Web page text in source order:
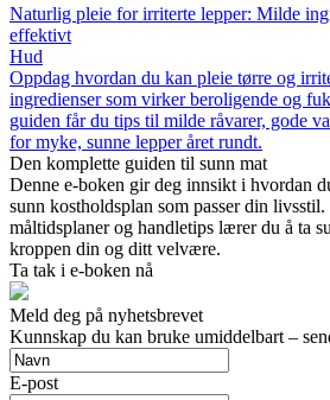
Naturlig pleie for irriterte lepper: Milde
effektivt
Hud
Oppdag hvordan du kan pleie tørre og
ingredienser som virker beroligende og
guiden får du tips til milde råvarer, gode
for myke, sunne lepper året rundt.
Den komplette guiden til sunn mat
Denne e-boken gir deg innsikt i hvordan
sunn kostholdsplan som passer din
måltidsplaner og handletips lærer du å ta
kroppen din og ditt velvære.
Ta tak i e-boken nå
Meld deg på nyhetsbrevet
Kunnskap du kan bruke umiddelbart –
E-post